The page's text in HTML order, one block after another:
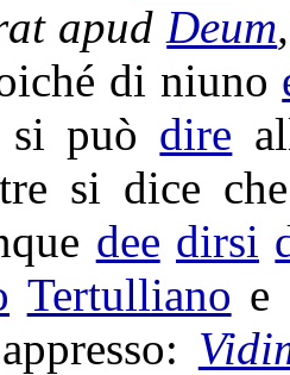
apudDeum,
di niuno
si può dire
si dice
dee dirsi
Tertulliano e
appresso: